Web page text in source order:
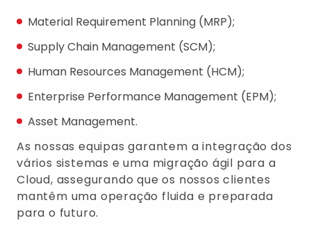
Material Requirement Planning (MRP);
Supply Chain Management (SCM);
Human Resources Management (HCM);
Enterprise Performance Management (EPM);
Asset Management.
As nossas equipas garantem a integração dos
vários sistemas e uma migração ágil para a
Cloud, assegurando que os nossos clientes
mantêm uma operação fluida e preparada
para o futuro.